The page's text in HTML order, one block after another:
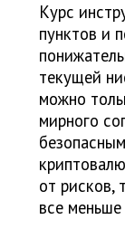
Курс
пунктов и
текущей
можно
мирного
от рисков,
все